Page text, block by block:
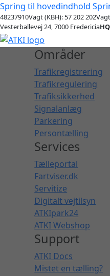
Spring til hovedindhold
48237910Vagt (KBH): 57 202 202
Vesterballevej 24, 7000 Fredericia
Områder
Trafikregistrering
Trafikregulering
Trafiksikkerhed
Signalanlæg
Parkering
Persontælling
Services
Tælleportal
Fartviser.dk
Servitize
Digitalt vejtilsyn
ATKIpark24
ATKI Webshop
Support
ATKI Docs
Mistet en tælling?